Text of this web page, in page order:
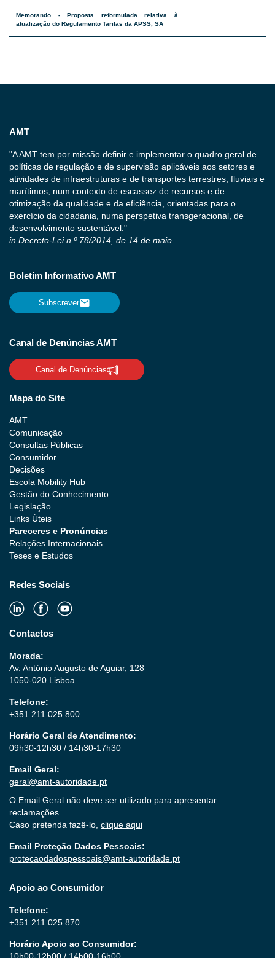
Memorando - Proposta reformulada relativa à
atualização do Regulamento Tarifas da APSS, SA
AMT
"A AMT tem por missão definir e implementar o quadro geral de
políticas de regulação e de supervisão aplicáveis aos setores e
atividades de infraestruturas e de transportes terrestres, fluviais e
marítimos, num contexto de escassez de recursos e de
otimização da qualidade e da eficiência, orientadas para o
exercício da cidadania, numa perspetiva transgeracional, de
desenvolvimento sustentável."
in Decreto-Lei n.º 78/2014, de 14 de maio
Boletim Informativo AMT
Subscrever
Canal de Denúncias AMT
Canal de Denúncias
Mapa do Site
AMT
Comunicação
Consultas Públicas
Consumidor
Decisões
Escola Mobility Hub
Gestão do Conhecimento
Legislação
Links Úteis
Pareceres e Pronúncias
Relações Internacionais
Teses e Estudos
Redes Sociais
Contactos
Morada:
Av. António Augusto de Aguiar, 128
1050-020 Lisboa
Telefone:
+351 211 025 800
Horário Geral de Atendimento:
09h30-12h30 / 14h30-17h30
Email Geral:
geral@amt-autoridade.pt
O Email Geral não deve ser utilizado para apresentar
reclamações.
Caso pretenda fazê-lo, clique aqui
Email Proteção Dados Pessoais:
protecaodadospessoais@amt-autoridade.pt
Apoio ao Consumidor
Telefone:
+351 211 025 870
Horário Apoio ao Consumidor: